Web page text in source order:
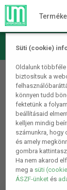
Süti (cookie)
Oldalunk
biztosítsuk a
könnyen tudd
fektetünk a
beállításaid
kelljen mindig
számunkra, hogy
és amely
gombra
Ha nem akarod
meg a süti
ÁSZF-ünket és
Otthon, lakás,
Tisztítás,